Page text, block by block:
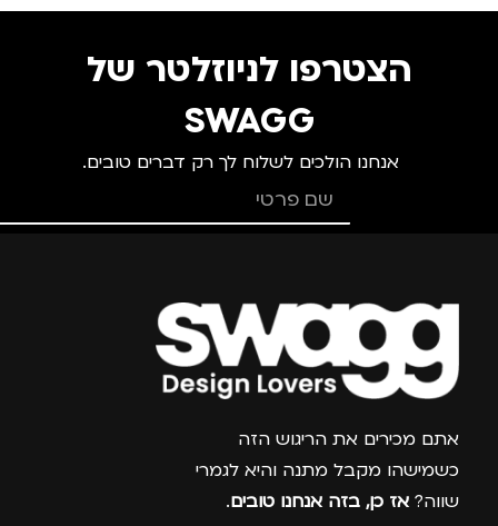
הצטרפו לניוזלטר של
SWAGG
אנחנו הולכים לשלוח לך רק דברים טובים.
צרפו אותי למועדון
אתם מכירים את הריגוש הזה
כשמישהו מקבל מתנה והיא לגמרי
שווה? אז כן, בזה אנחנו טובים.